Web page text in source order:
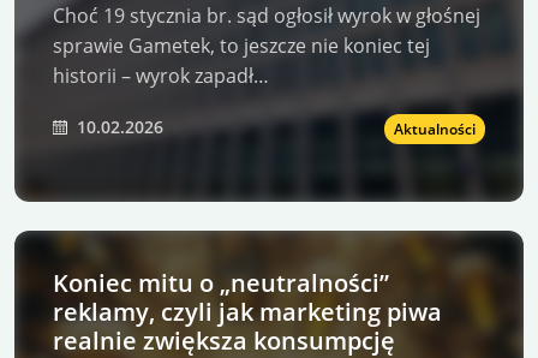
Choć 19 stycznia br. sąd ogłosił wyrok w głośnej
sprawie Gametek, to jeszcze nie koniec tej
historii – wyrok zapadł…
10.02.2026 Aktualności
Koniec mitu o „neutralności”
reklamy, czyli jak marketing piwa
realnie zwiększa konsumpcję